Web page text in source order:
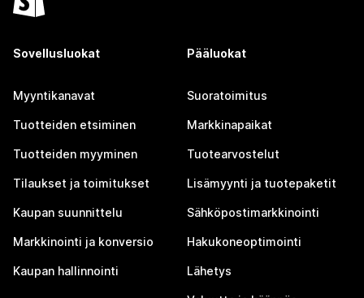
Sovellusluokat
Myyntikanavat
Tuotteiden etsiminen
Tuotteiden myyminen
Tilaukset ja toimitukset
Kaupan suunnittelu
Markkinointi ja konversio
Kaupan hallinnointi
Pääluokat
Suoratoimitus
Markkinapaikat
Tuotearvostelut
Lisämyynti ja tuotepaketit
Sähköpostimarkkinointi
Hakukoneoptimointi
Lähetys